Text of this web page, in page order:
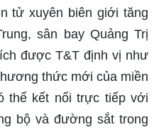
tử xuyên biên giới tăng
sân bay Quảng Trị
được T&T định vị như
thức mới của miền
thể kết nối trực tiếp với
bộ và đường sắt trong